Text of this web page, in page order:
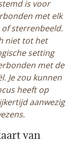
is voor
met elk
sterrenbeeld.
niet tot het
setting
met de
Je zou kunnen
heeft op
aanwezig
van